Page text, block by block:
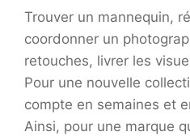
Trouver un mannequin,
coordonner un
retouches, livrer les
Pour une nouvelle
compte en semaines et
Ainsi, pour une marque